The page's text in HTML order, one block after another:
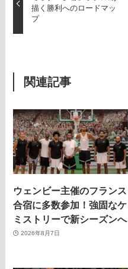
描く勝利へのロードマッ
プ
関連記事
ウェンビー主催のフランス
合宿に多数参加！強固なケ
ミストリーで新シーズンへ
2026年8月7日